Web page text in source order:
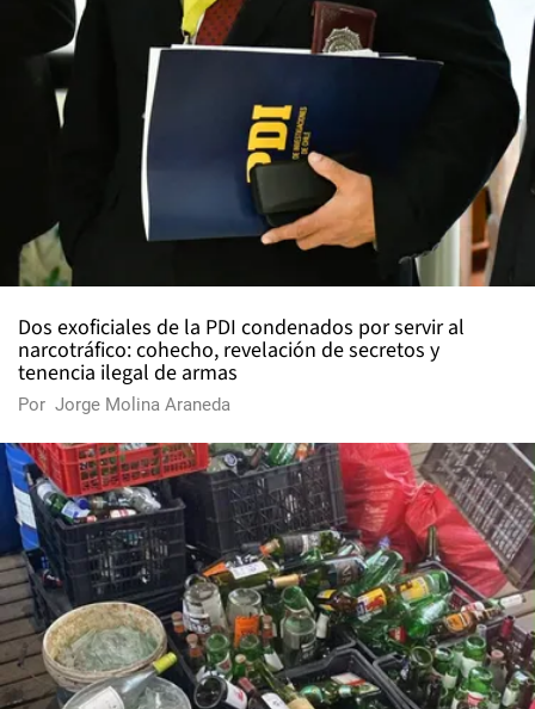
Dos exoficiales de la PDI condenados por servir al
narcotráfico: cohecho, revelación de secretos y
tenencia ilegal de armas
Por Jorge Molina Araneda